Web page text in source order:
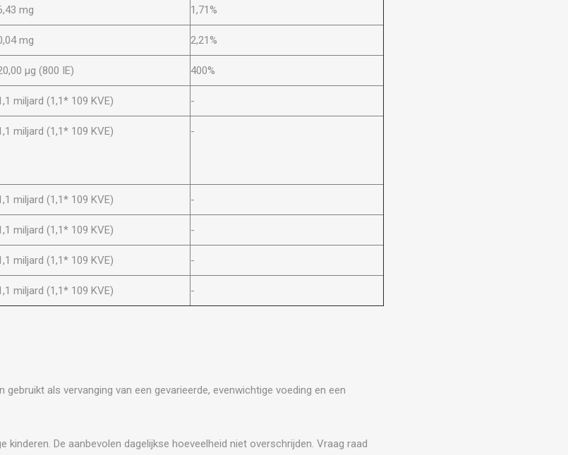
mg 1,71%
mg 2,21%
μg (800 IE) 400%
miljard (1,1* 109 KVE) -
miljard (1,1* 109 KVE) -
miljard (1,1* 109 KVE) -
miljard (1,1* 109 KVE) -
miljard (1,1* 109 KVE) -
miljard (1,1* 109 KVE) -
als vervanging van een gevarieerde, evenwichtige voeding en een
kinderen. De aanbevolen dagelijkse hoeveelheid niet overschrijden. Vraag raad